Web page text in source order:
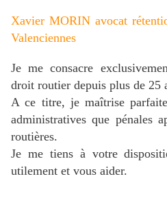
Xavier MORIN avocat
Valenciennes
Je me consacre
droit routier depuis plus de 25
A ce titre, je maîtrise
administratives que pénales
routières.
Je me tiens à votre
utilement et vous aider.